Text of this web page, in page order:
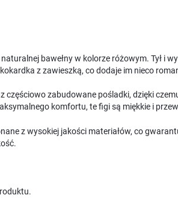
bawełny w kolorze różowym. Tył i
z zawieszką, co dodaje im nieco
częściowo zabudowane pośladki, dzięki
komfortu, te figi są miękkie i
z wysokiej jakości materiałów, co